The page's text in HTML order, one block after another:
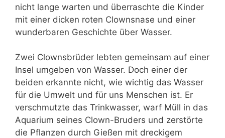
nicht lange warten und überraschte die Kinder
mit einer dicken roten Clownsnase und einer
wunderbaren Geschichte über Wasser.
Zwei Clownsbrüder lebten gemeinsam auf einer
Insel umgeben von Wasser. Doch einer der
beiden erkannte nicht, wie wichtig das Wasser
für die Umwelt und für uns Menschen ist. Er
verschmutzte das Trinkwasser, warf Müll in das
Aquarium seines Clown-Bruders und zerstörte
die Pflanzen durch Gießen mit dreckigem